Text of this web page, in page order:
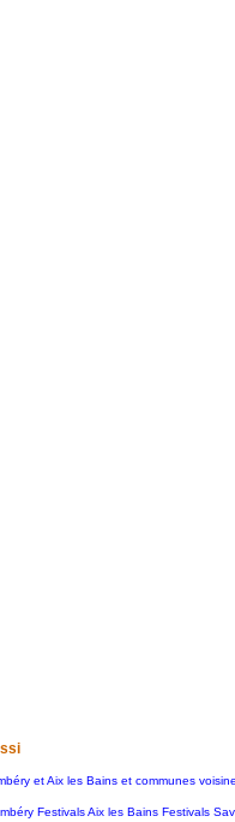
et Aix les Bains et communes
Festivals Aix les Bains Festivals